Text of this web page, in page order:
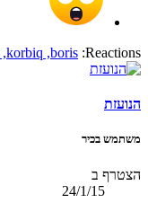
Reactions:
boris
,
korbiq
,
הנועזת
משתמש בכיר
הצטרף ב
24/1/15